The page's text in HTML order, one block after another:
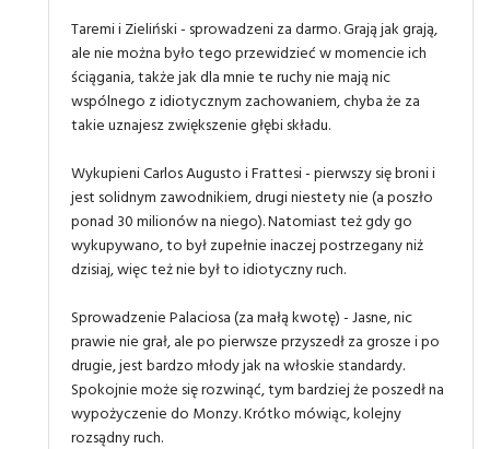
Taremi i Zieliński - sprowadzeni za darmo. Grają jak grają,
ale nie można było tego przewidzieć w momencie ich
ściągania, także jak dla mnie te ruchy nie mają nic
wspólnego z idiotycznym zachowaniem, chyba że za
takie uznajesz zwiększenie głębi składu.
Wykupieni Carlos Augusto i Frattesi - pierwszy się broni i
jest solidnym zawodnikiem, drugi niestety nie (a poszło
ponad 30 milionów na niego). Natomiast też gdy go
wykupywano, to był zupełnie inaczej postrzegany niż
dzisiaj, więc też nie był to idiotyczny ruch.
Sprowadzenie Palaciosa (za małą kwotę) - Jasne, nic
prawie nie grał, ale po pierwsze przyszedł za grosze i po
drugie, jest bardzo młody jak na włoskie standardy.
Spokojnie może się rozwinąć, tym bardziej że poszedł na
wypożyczenie do Monzy. Krótko mówiąc, kolejny
rozsądny ruch.